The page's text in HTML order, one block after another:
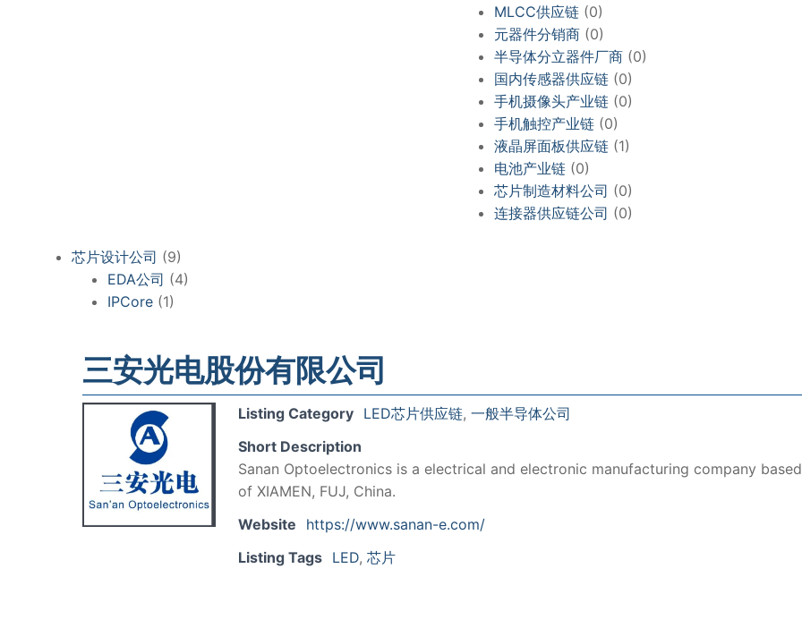
MLCC供应链(0)
元器件分销商(0)
半导体分立器件厂商(0)
国内传感器供应链(0)
手机摄像头产业链(0)
手机触控产业链(0)
液晶屏面板供应链(1)
电池产业链(0)
芯片制造材料公司 (0)
连接器供应链公司 (0)
芯片设计公司 (9)
EDA公司 (4)
IPCore (1)
三安光电股份有限公司
Listing Category LED芯片供应链, 一般半导体公司
Short Description
Sanan Optoelectronics is a electrical and electronic manufacturing company
of XIAMEN, FUJ, China.
Website
https://www.sanan-e.com/
Listing Tags LED, 芯片